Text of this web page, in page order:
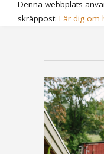
Denna webbplats
skräppost. Lär dig om